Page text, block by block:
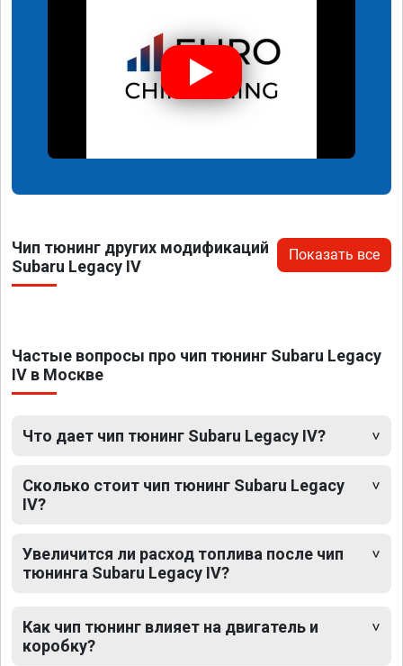
Чип тюнинг других модификаций
Subaru Legacy IV
Показать все
Частые вопросы про чип тюнинг Subaru Legacy
IV в Москве
Что дает чип тюнинг Subaru Legacy IV?
Сколько стоит чип тюнинг Subaru Legacy
IV?
Увеличится ли расход топлива после чип
тюнинга Subaru Legacy IV?
Как чип тюнинг влияет на двигатель и
коробку?